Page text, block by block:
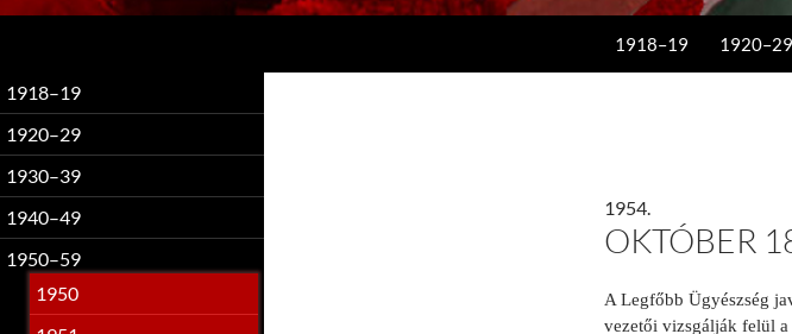
1918–19 1920–29
1954.
OKTÓBER
A Legfőbb Ügyészség
vezetői vizsgálják felül
1918–19
1920–29
1930–39
1940–49
1950–59
1950